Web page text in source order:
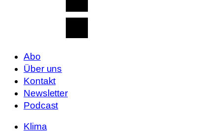
Abo
Über uns
Kontakt
Newsletter
Podcast
Klima